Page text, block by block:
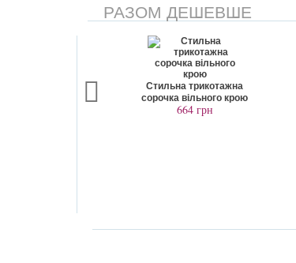
РАЗОМ ДЕШЕВШЕ
Стильна трикотажна
сорочка вільного крою
664 грн